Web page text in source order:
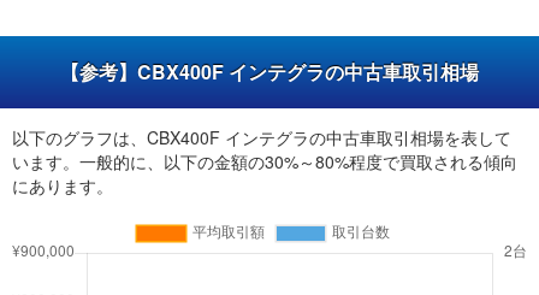
【参考】CBX400F インテグラの中古車取引相場
以下のグラフは、CBX400F インテグラの中古車取引相場を表して
います。一般的に、以下の金額の30%～80%程度で買取される傾向
にあります。